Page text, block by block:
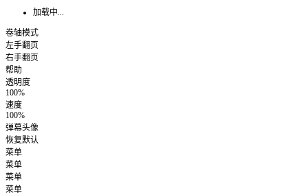
加载中...
卷轴模式
左手翻页
右手翻页
帮助
透明度
100%
速度
100%
弹幕头像
恢复默认
菜单
菜单
菜单
菜单